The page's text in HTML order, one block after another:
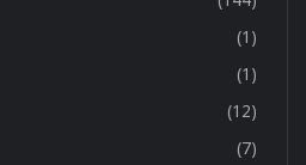
(1)
(1)
(12)
(7)